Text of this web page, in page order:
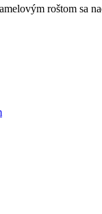
roštom sa